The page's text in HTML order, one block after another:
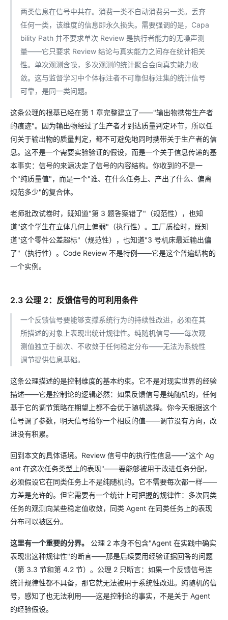
两类信息在信号中共存。消费一类不自动消费另一类。丢弃
任何一类，该维度的信息即永久损失。需要强调的是，Capa
bility Path 并不要求单次 Review 是执行者能力的无噪声测
量——它只要求 Review 结论与真实能力之间存在统计相关
性。单次观测含噪，多次观测的统计聚合会向真实能力收
敛。这与监督学习中个体标注者不可靠但标注集的统计信号
可靠，是同一类问题。
这条公理的根基已经在第 1 章完整建立了——"输出物携带生产者
的痕迹"。因为输出物经过了生产者才到达质量判定环节，所以任
何关于输出物的质量判定，都不可避免地同时携带关于生产者的信
息。这不是一个需要实验验证的假设，而是一个关于信息传递的基
本事实：信号的来源决定了信号的内容结构。你收到的不是一
个"纯质量值"，而是一个"谁、在什么任务上、产出了什么、偏离
规范多少"的复合体。
老师批改试卷时，既知道"第 3 题答案错了"（规范性），也知
道"这个学生在立体几何上偏弱"（执行性）。工厂质检时，既知
道"这个零件公差超标"（规范性），也知道"3 号机床最近输出偏
了"（执行性）。Code Review 不是特例——它是这个普遍结构的
一个实例。
2.3 公理 2：反馈信号的可利用条件
一个反馈信号要能够支撑系统行为的持续性改进，必须在其
所描述的对象上表现出统计规律性。纯随机信号——每次观
测值独立于前次、不收敛于任何稳定分布——无法为系统性
调节提供信息基础。
这条公理描述的是控制维度的基本约束。它不是对现实世界的经验
描述——它是控制论的逻辑必然：如果反馈信号是纯随机的，任何
基于它的调节策略在期望上都不会优于随机选择。你今天根据这个
信号调了参数，明天信号给你一个相反的值——调节没有方向，改
进没有积累。
回到本文的具体语境。Review 信号中的执行性信息——"这个 Ag
ent 在这次任务类型上的表现"——要能够被用于改进任务分配，
必须假设它在同类任务上不是纯随机的。它不需要每次都一样——
方差是允许的。但它需要有一个统计上可把握的规律性：多次同类
任务的观测向某些稳定值收敛，同类 Agent 在同类任务上的表现
分布可以被区分。
这里有一个重要的分界。
公理 2 本身不包含"Agent 在实践中确实
表现出这种规律性"的断言——那是后续要用经验证据回答的问题
（第 3.3 节和第 4.2 节）。公理 2 只断言：如果一个反馈信号连
统计规律性都不具备，那它就无法被用于系统性改进。纯随机的信
号，感知了也无法利用——这是控制论的事实，不是关于 Agent
的经验假设。